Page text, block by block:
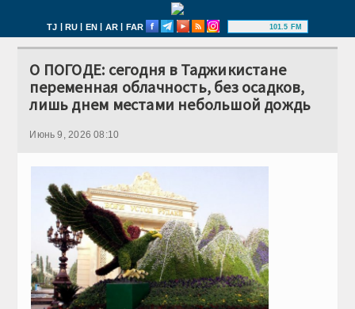
TJ | RU | EN | AR | FAR 101.5 FM
О ПОГОДЕ: сегодня в Таджикистане
переменная облачность, без осадков,
лишь днем местами небольшой дождь
Июнь 9, 2026 08:10